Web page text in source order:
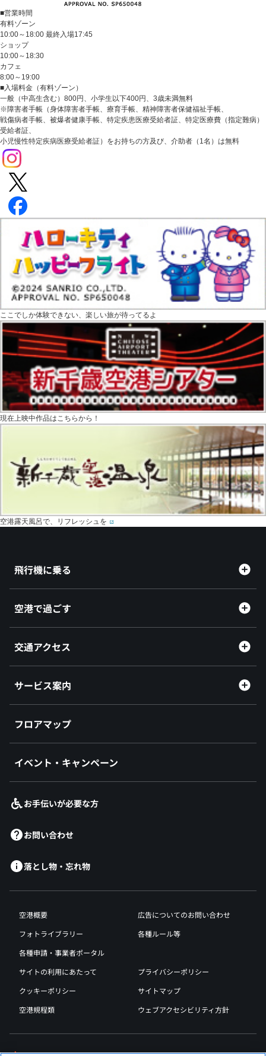
■営業時間
有料ゾーン
10:00～18:00 最終入場17:45
ショップ
10:00～18:30
カフェ
8:00～19:00
■入場料金（有料ゾーン）
一般（中高生含む）800円、小学生以下400円、3歳未満無料
※障害者手帳（身体障害者手帳、療育手帳、精神障害者保健福祉手帳、
戦傷病者手帳、被爆者健康手帳、特定疾患医療受給者証、特定医療費（指定難病）
受給者証、
小児慢性特定疾病医療受給者証）をお持ちの方及び、介助者（1名）は無料
ここでしか体験できない、楽しい旅が待ってるよ
現在上映中作品はこちらから！
空港露天風呂で、リフレッシュを
飛行機に乗る
空港で過ごす
交通アクセス
サービス案内
フロアマップ
イベント・キャンペーン
お手伝いが必要な方
お問い合わせ
落とし物・忘れ物
空港概要
広告についてのお問い合わせ
フォトライブラリー
各種ルール等
各種申請・事業者ポータル
サイトの利用にあたって
プライバシーポリシー
クッキーポリシー
サイトマップ
空港規程類
ウェブアクセシビリティ方針